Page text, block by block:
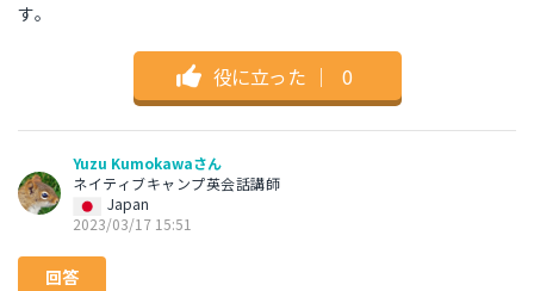
す。
役に立った ｜ 0
Yuzu Kumokawaさん
ネイティブキャンプ英会話講師
Japan
2023/03/17 15:51
回答